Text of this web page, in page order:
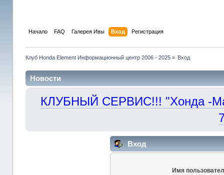
Начало FAQ Галерея Ивы Вход Регистрация
Клуб Honda Element Информационный центр 2006 - 2025» Вход
Новости
КЛУБНЫЙ СЕРВИС!!! "Хонда -
Вход
Имя